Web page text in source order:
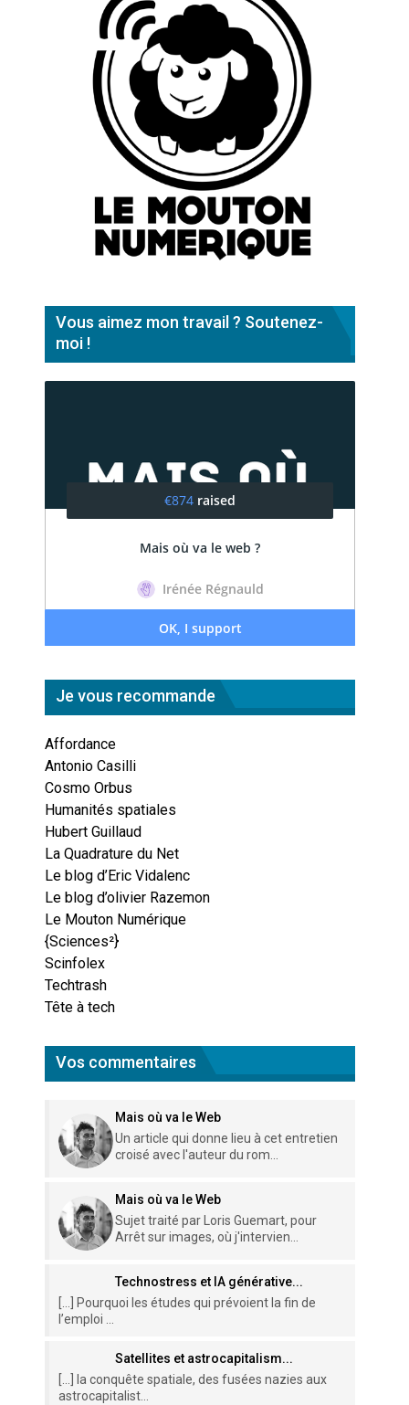
Vous aimez mon travail ? Soutenez-
moi !
Je vous recommande
Affordance
Antonio Casilli
Cosmo Orbus
Humanités spatiales
Hubert Guillaud
La Quadrature du Net
Le blog d’Eric Vidalenc
Le blog d’olivier Razemon
Le Mouton Numérique
{Sciences²}
Scinfolex
Techtrash
Tête à tech
Vos commentaires
Mais où va le Web
Un article qui donne lieu à cet entretien
croisé avec l'auteur du rom...
Mais où va le Web
Sujet traité par Loris Guemart, pour
Arrêt sur images, où j'intervien...
Technostress et IA générative...
[…] Pourquoi les études qui prévoient la fin de
l’emploi ...
Satellites et astrocapitalism...
[…] la conquête spatiale, des fusées nazies aux
astrocapitalist...